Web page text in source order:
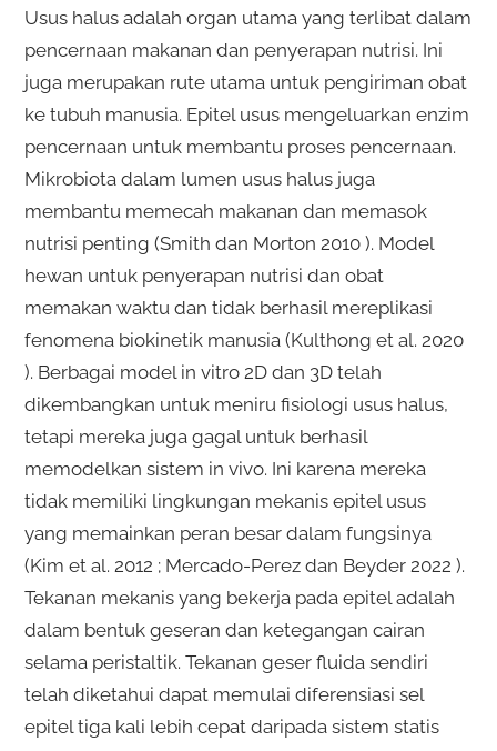
Usus halus adalah organ utama yang terlibat dalam
pencernaan makanan dan penyerapan nutrisi. Ini
juga merupakan rute utama untuk pengiriman obat
ke tubuh manusia. Epitel usus mengeluarkan enzim
pencernaan untuk membantu proses pencernaan.
Mikrobiota dalam lumen usus halus juga
membantu memecah makanan dan memasok
nutrisi penting (Smith dan Morton 2010 ). Model
hewan untuk penyerapan nutrisi dan obat
memakan waktu dan tidak berhasil mereplikasi
fenomena biokinetik manusia (Kulthong et al. 2020
). Berbagai model in vitro 2D dan 3D telah
dikembangkan untuk meniru fisiologi usus halus,
tetapi mereka juga gagal untuk berhasil
memodelkan sistem in vivo. Ini karena mereka
tidak memiliki lingkungan mekanis epitel usus
yang memainkan peran besar dalam fungsinya
(Kim et al. 2012 ; Mercado-Perez dan Beyder 2022 ).
Tekanan mekanis yang bekerja pada epitel adalah
dalam bentuk geseran dan ketegangan cairan
selama peristaltik. Tekanan geser fluida sendiri
telah diketahui dapat memulai diferensiasi sel
epitel tiga kali lebih cepat daripada sistem statis